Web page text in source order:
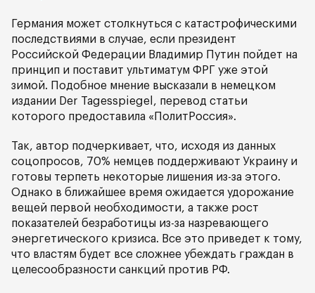
Германия может столкнуться с катастрофическими
последствиями в случае, если президент
Российской Федерации Владимир Путин пойдет на
принцип и поставит ультиматум ФРГ уже этой
зимой. Подобное мнение высказали в немецком
издании Der Tagesspiegel, перевод статьи
которого предоставила «ПолитРоссия».
Так, автор подчеркивает, что, исходя из данных
соцопросов, 70% немцев поддерживают Украину и
готовы терпеть некоторые лишения из-за этого.
Однако в ближайшее время ожидается удорожание
вещей первой необходимости, а также рост
показателей безработицы из-за назревающего
энергетического кризиса. Все это приведет к тому,
что властям будет все сложнее убеждать граждан в
целесообразности санкций против РФ.